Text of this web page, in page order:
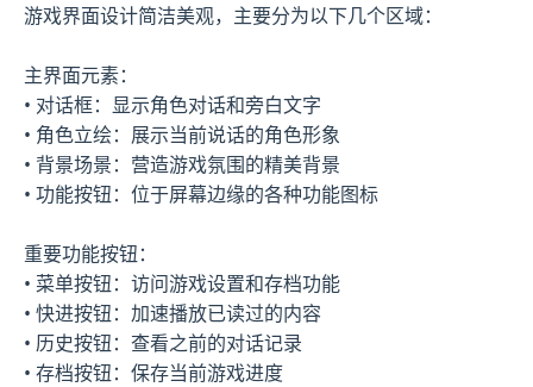
游戏界面设计简洁美观，主要分为以下几个区域：
主界面元素：
• 对话框：显示角色对话和旁白文字
• 角色立绘：展示当前说话的角色形象
• 背景场景：营造游戏氛围的精美背景
• 功能按钮：位于屏幕边缘的各种功能图标
重要功能按钮：
• 菜单按钮：访问游戏设置和存档功能
• 快进按钮：加速播放已读过的内容
• 历史按钮：查看之前的对话记录
• 存档按钮：保存当前游戏进度